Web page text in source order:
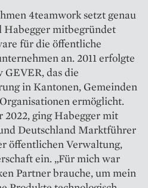
4teamwork setzt genau
Habegger mitbegründet
für die ­öffentliche
an. 2011 erfolgte
GEVER, das die
in Kantonen, Gemeinden
ermöglicht.
2022, ging Habegger mit
Deutschland Marktführer
öffent­lichen Verwaltung,
ein. „Für mich war
Partner brauche, um mein